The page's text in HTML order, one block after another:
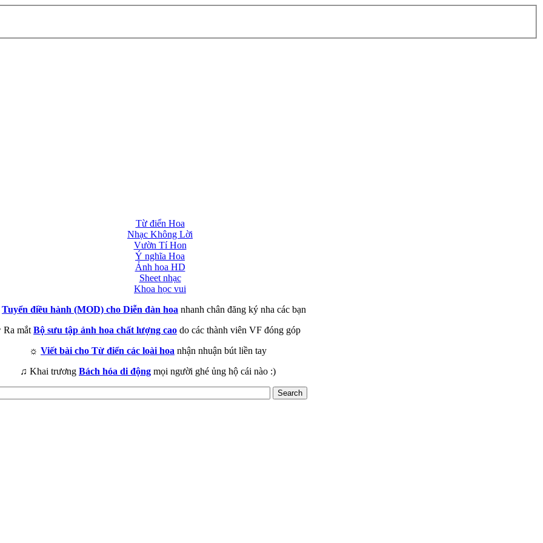
Từ điển Hoa
Nhạc Không Lời
Vườn Tí Hon
Ý nghĩa Hoa
Ảnh hoa HD
Sheet nhạc
Khoa học vui
Tuyển điều hành (MOD) cho Diễn đàn hoa nhanh chân đăng ký nha các bạn
Ra mắt Bộ sưu tập ảnh hoa chất lượng cao do các thành viên VF đóng góp
☼ Viết bài cho Từ điển các loài hoa nhận nhuận bút liền tay
♫ Khai trương Bách hóa di động mọi người ghé ủng hộ cái nào :)